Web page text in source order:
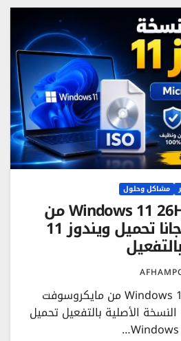
مشاكل وحلول
تحميل ويندوز Windows 11 26H1 من
مايكروسوفت مجانا تحميل ويندوز 11
تحميل ويندوز Windows 11 26H1 من مايكروسوفت
مجانا تحميل ويندوز 11 النسخة الأصلية بالتفعيل تحميل